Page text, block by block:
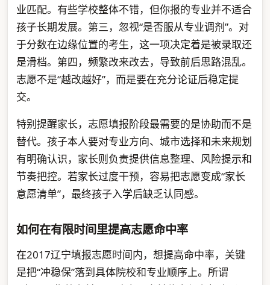
业匹配。有些学校整体不错，但你报的专业并不适合
孩子长期发展。第三，忽视“是否服从专业调剂”。对
于分数在边缘位置的考生，这一项决定着是被录取还
是滑档。第四，频繁改来改去，导致前后思路混乱。
志愿不是“越改越好”，而是要在充分论证后稳定提
交。
特别提醒家长，志愿填报阶段最需要的是协助而不是
替代。孩子本人要对专业方向、城市选择和未来规划
有明确认识，家长则负责提供信息整理、风险提示和
节奏把控。若家长过度干预，容易把志愿变成“家长
意愿清单”，最终孩子入学后缺乏认同感。
如何在有限时间里提高志愿命中率
在2017辽宁填报志愿时间内，想提高命中率，关键
是把“冲稳保”落到具体院校和专业顺序上。所谓